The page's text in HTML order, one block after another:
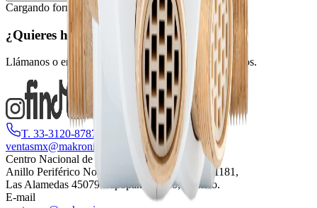
Cargando formulario...
¿Quieres hablar con una persona?
Llámanos o envía un correo y con gusto te atenderemos.
T. 33-3120-8787
W. 33-1845-9219
ventasmx@makronix.com
Centro Nacional de Distribución
Anillo Periférico Norte Manuel Gómez Morin 1181,
Las Alamedas 45079 Zapopan, Jalisco, México.
E-mail